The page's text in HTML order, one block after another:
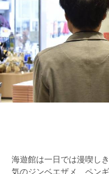
海遊館は一日では漫喫し
気のジンベエザメ、ペン